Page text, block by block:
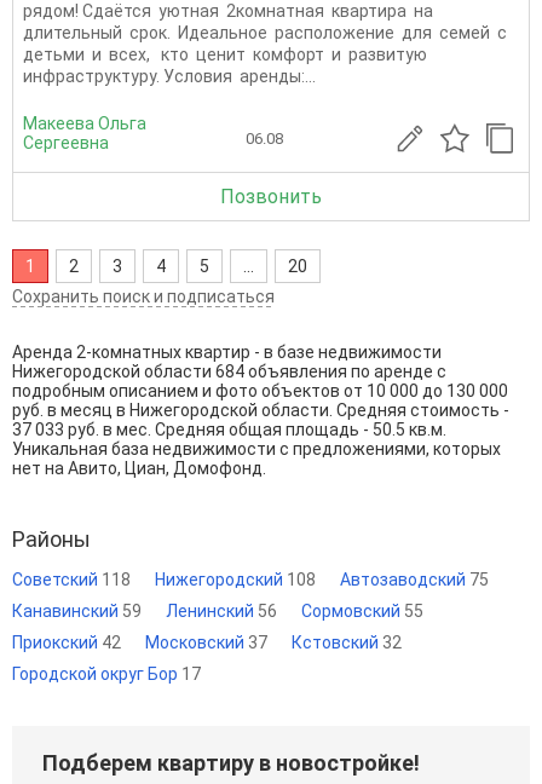
рядом! Сдаётся уютная 2комнатная квартира на
длительный срок. Идеальное расположение для семей с
детьми и всех, кто ценит комфорт и развитую
инфраструктуру. Условия аренды:...
Макеева Ольга
Сергеевна
06.08
Позвонить
1 2 3 4 5
20
Сохранить поиск и подписаться
Аренда 2-комнатных квартир - в базе недвижимости
Нижегородской области 684 объявления по аренде с
подробным описанием и фото объектов от 10 000 до 130 000
руб. в месяц в Нижегородской области. Средняя стоимость -
37 033 руб. в мес. Средняя общая площадь - 50.5 кв.м.
Уникальная база недвижимости с предложениями, которых
нет на Авито, Циан, Домофонд.
Районы
Советский 118 Нижегородский 108 Автозаводский 75
Канавинский 59 Ленинский 56 Сормовский 55
Приокский 42 Московский 37 Кстовский 32
Городской округ Бор 17
Подберем квартиру в новостройке!